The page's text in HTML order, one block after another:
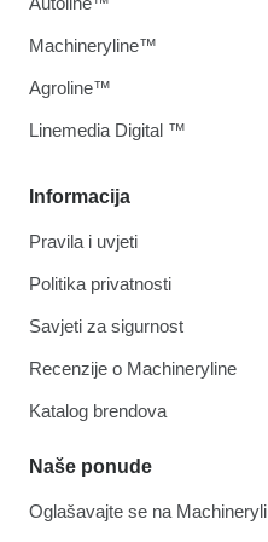
Informacija
Pravila i uvjeti
Politika privatnosti
Savjeti za sigurnost
Recenzije o Machineryline
Katalog brendova
Naše ponude
Oglašavajte se na
Machineryline™
Agroline™
Linemedia Digital ™